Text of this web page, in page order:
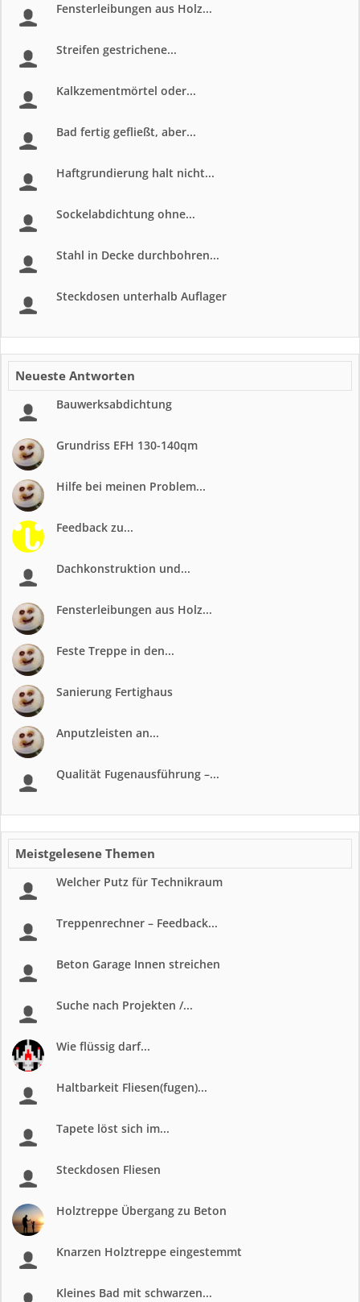
Fensterleibungen aus Holz...
Streifen gestrichene...
Kalkzementmörtel oder...
Bad fertig gefließt, aber...
Haftgrundierung halt nicht...
Sockelabdichtung ohne...
Stahl in Decke durchbohren...
Steckdosen unterhalb Auflager
Neueste Antworten
Bauwerksabdichtung
Grundriss EFH 130-140qm
Hilfe bei meinen Problem...
Feedback zu...
Dachkonstruktion und...
Fensterleibungen aus Holz...
Feste Treppe in den...
Sanierung Fertighaus
Anputzleisten an...
Qualität Fugenausführung –...
Meistgelesene Themen
Welcher Putz für Technikraum
Treppenrechner – Feedback...
Beton Garage Innen streichen
Suche nach Projekten /...
Wie flüssig darf...
Haltbarkeit Fliesen(fugen)...
Tapete löst sich im...
Steckdosen Fliesen
Holztreppe Übergang zu Beton
Knarzen Holztreppe eingestemmt
Kleines Bad mit schwarzen...